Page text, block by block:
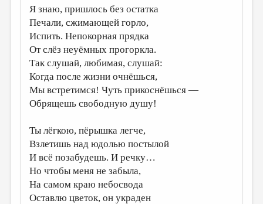
Я знаю, пришлось без остатка
Печали, сжимающей горло,
Испить. Непокорная прядка
От слёз неуёмных прогоркла.
Так слушай, любимая, слушай:
Когда после жизни очнёшься,
Мы встретимся! Чуть прикоснёшься —
Обрящешь свободную душу!
Ты лёгкою, пёрышка легче,
Взлетишь над юдолью постылой
И всё позабудешь. И речку…
Но чтобы меня не забыла,
На самом краю небосвода
Оставлю цветок, он украден